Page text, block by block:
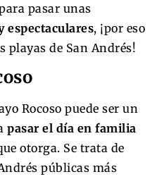
pasar unas
espectaculares, ¡por eso
playas de San Andrés!
Rocoso puede ser un
pasar el día en familia
otorga. Se trata de
públicas más